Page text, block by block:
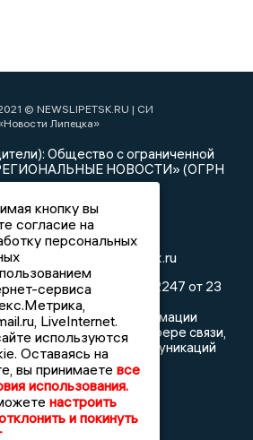
© NEWSLIPETSK.RU | СИ
Липецка»
Общество с ограниченной
НОВОСТИ» (ОГРН
Е.Г.
903 699 9427
info@newslipetsk.ru
серия Эл № ФС77-82247 от 23
выписке из реестра
массовой информации
по надзору в сфере связи,
и массовых коммуникаций
кнопку вы
согласие на
персональных
сервиса
LiveInternet.
используются
Оставаясь на
вы принимаете все
использования.
настроить
и покинуть